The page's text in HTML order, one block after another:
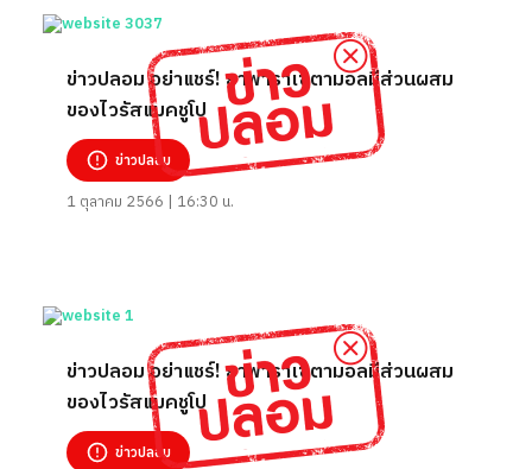
ข่าวปลอม อย่าแชร์! ยาพาราเซตามอลมีส่วนผสม
ของไวรัสแมคชูโป
ข่าวปลอม
1 ตุลาคม 2566 | 16:30 น.
ข่าวปลอม อย่าแชร์! ยาพาราเซตามอลมีส่วนผสม
ของไวรัสแมคชูโป
ข่าวปลอม